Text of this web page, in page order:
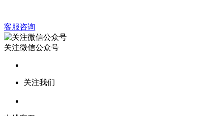
客服咨询
关注微信公众号
关注我们